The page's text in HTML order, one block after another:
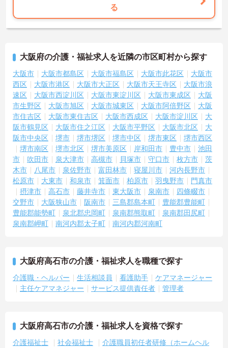
る
大阪府の介護・福祉求人を近隣の市区町村から探す
大阪市 大阪市都島区 大阪市福島区 大阪市此花区
大阪市
西区
大阪市港区 大阪市大正区 大阪市天王寺区
大阪市浪
速区
大阪市西淀川区 大阪市東淀川区 大阪市東成区
大阪
市生野区
大阪市旭区 大阪市城東区 大阪市阿倍野区
大阪
市住吉区
大阪市東住吉区 大阪市西成区 大阪市淀川区
大
阪市鶴見区
大阪市住之江区 大阪市平野区 大阪市北区
大
阪市中央区
堺市 堺市堺区 堺市中区 堺市東区
堺市西区
堺市南区
堺市北区 堺市美原区 岸和田市 豊中市
池田
市
吹田市 泉大津市 高槻市 貝塚市 守口市 枚方市
茨
木市
八尾市 泉佐野市 富田林市 寝屋川市
河内長野市
松原市
大東市 和泉市 箕面市 柏原市 羽曳野市
門真市
摂津市
高石市 藤井寺市 東大阪市 泉南市
四條畷市
交野市
大阪狭山市 阪南市 三島郡島本町
豊能郡豊能町
豊能郡能勢町
泉北郡忠岡町 泉南郡熊取町
泉南郡田尻町
泉南郡岬町
南河内郡太子町 南河内郡河南町
大阪府高石市の介護・福祉求人を職種で探す
介護職・ヘルパー 生活相談員 看護助手
ケアマネージャー
主任ケアマネジャー
サービス提供責任者 管理者
大阪府高石市の介護・福祉求人を資格で探す
介護福祉士 社会福祉士
介護職員初任者研修（ホームヘル